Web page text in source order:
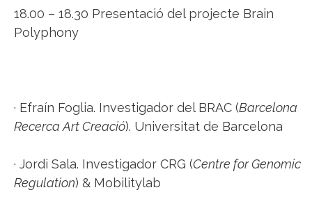
18.00 – 18.30 Presentació del projecte Brain
Polyphony
· Efraín Foglia. Investigador del BRAC (Barcelona
Recerca Art Creació). Universitat de Barcelona
· Jordi Sala. Investigador CRG (Centre for Genomic
Regulation) & Mobilitylab